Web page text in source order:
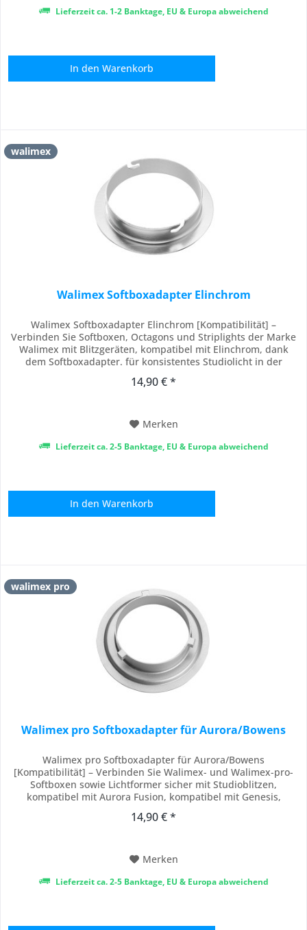
Lieferzeit ca. 1-2 Banktage, EU & Europa abweichend
In den Warenkorb
walimex
Walimex Softboxadapter Elinchrom
Walimex Softboxadapter Elinchrom [Kompatibilität] –
Verbinden Sie Softboxen, Octagons und Striplights der Marke
Walimex mit Blitzgeräten, kompatibel mit Elinchrom, dank
dem Softboxadapter. für konsistentes Studiolicht in der
[Stabile Konstruktion] – Setzen Sie auf langlebige
14,90 € *
Merken
Lieferzeit ca. 2-5 Banktage, EU & Europa abweichend
In den Warenkorb
walimex pro
Walimex pro Softboxadapter für Aurora/Bowens
Walimex pro Softboxadapter für Aurora/Bowens
[Kompatibilität] – Verbinden Sie Walimex- und Walimex-pro-
Softboxen sowie Lichtformer sicher mit Studioblitzen,
kompatibel mit Aurora Fusion, kompatibel mit Genesis,
Proxistar B/C, mit Walimex RD und kompatibel mit Rime Lite,
14,90 € *
Merken
Lieferzeit ca. 2-5 Banktage, EU & Europa abweichend